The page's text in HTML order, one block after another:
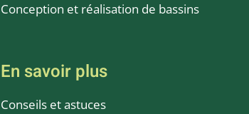
Conception et réalisation de bassins
En savoir plus
Conseils et astuces